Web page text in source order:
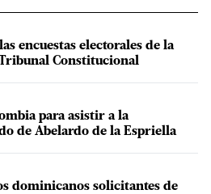
encuestas electorales de la
Tribunal Constitucional
para asistir a la
de Abelardo de la Espriella
dominicanos solicitantes de